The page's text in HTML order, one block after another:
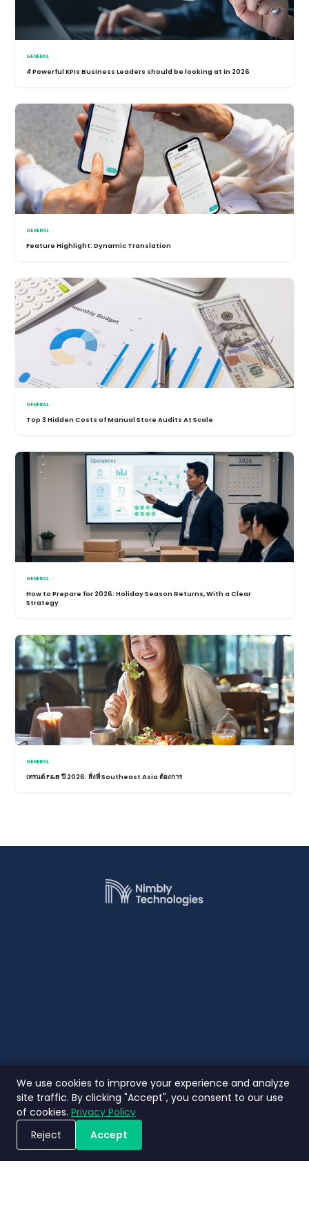
ขอรับการสาธิตระบบ
GENERAL
4 Powerful KPIs Business Leaders should be looking at in 2026
GENERAL
Feature Highlight: Dynamic Translation
GENERAL
Top 3 Hidden Costs of Manual Store Audits At Scale
GENERAL
How to Prepare for 2026: Holiday Season Returns, With a Clear
Strategy
GENERAL
เทรนด์ F&B ปี 2026: สิ่งที่ Southeast Asia ต้องการ
We use cookies to improve your experience and analyze
site traffic. By clicking "Accept", you consent to our use
of cookies. Privacy Policy
Reject
Accept